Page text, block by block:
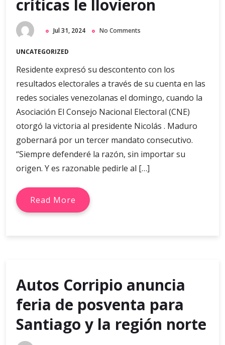
críticas le llovieron
Jul 31, 2024 No Comments
UNCATEGORIZED
Residente expresó su descontento con los
resultados electorales a través de su cuenta en las
redes sociales venezolanas el domingo, cuando la
Asociación El Consejo Nacional Electoral (CNE)
otorgó la victoria al presidente Nicolás . Maduro
gobernará por un tercer mandato consecutivo.
“Siempre defenderé la razón, sin importar su
origen. Y es razonable pedirle al […]
Read More
Autos Corripio anuncia
feria de posventa para
Santiago y la región norte